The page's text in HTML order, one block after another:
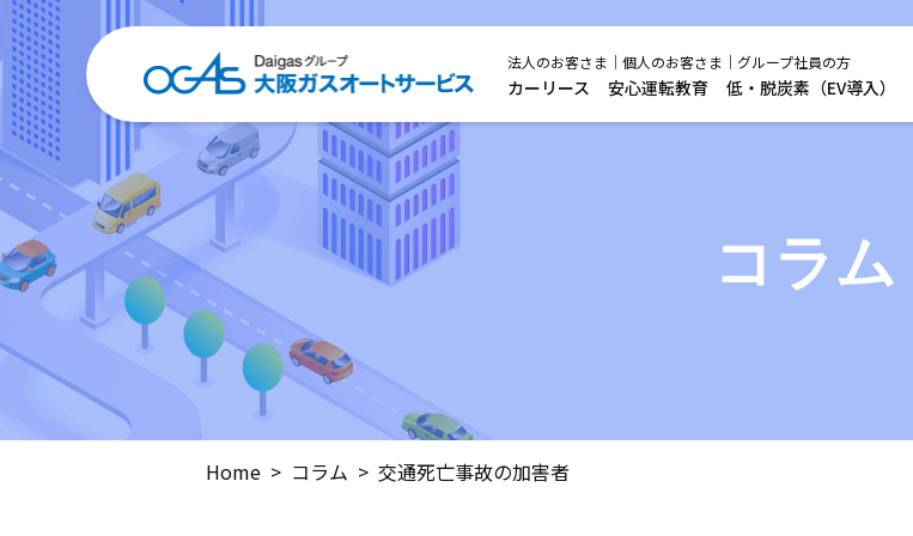
カーリース 安心運転教育 低・脱炭素（EV導入）
法人のお客さま 個人のお客さま グループ社員の方
コラム
Home コラム 交通死亡事故の加害者